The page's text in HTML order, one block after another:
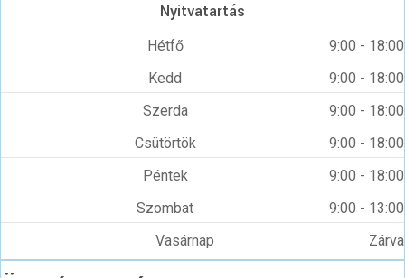
Nyitvatartás
Hétfő
9:00 - 18:00
Kedd
9:00 - 18:00
Szerda
9:00 - 18:00
Csütörtök
9:00 - 18:00
Péntek
9:00 - 18:00
Szombat
9:00 - 13:00
Vasárnap
Zárva